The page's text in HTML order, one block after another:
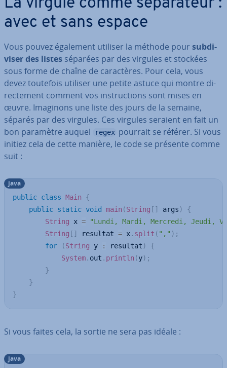
La virgule comme sé­pa­ra­teur :
avec et sans espace
Vous pouvez également utiliser la méthode pour sub­di­
vi­ser des listes séparées par des virgules et stockées
sous forme de chaîne de ca­rac­tères. Pour cela, vous
devez toutefois utiliser une petite astuce qui montre di­
rec­te­ment comment vos ins­truc­tions sont mises en
œuvre. Imaginons une liste des jours de la semaine,
séparés par des virgules. Ces virgules seraient en fait un
bon paramètre auquel
regex pourrait se référer. Si vous
initiez cela de cette manière, le code se présente comme
suit :
public class Main
{
public static void main (String [ ] args )
{
String x =
"Lundi, Mardi, Mercredi, Jeudi,
String [ ] resultat = x. split ( "," ) ;
for
(String y : resultat )
{
System. out . println (y) ;
}
}
}
java
Si vous faites cela, la sortie ne sera pas idéale :
java